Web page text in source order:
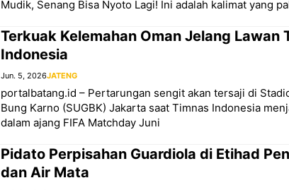
Mudik, Senang Bisa Nyoto Lagi! Ini adalah kalimat yang
Terkuak Kelemahan Oman Jelang Lawan
Indonesia
Jun. 5, 2026JATENG
portalbatang.id – Pertarungan sengit akan tersaji di
Bung Karno (SUGBK) Jakarta saat Timnas Indonesia
dalam ajang FIFA Matchday Juni
Pidato Perpisahan Guardiola di Etihad
dan Air Mata